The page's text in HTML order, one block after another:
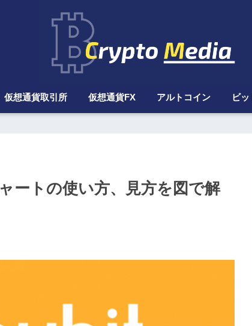
仮想通貨取引所 仮想通貨FX アルトコイン ビ
ートの使い方、見方を図で解